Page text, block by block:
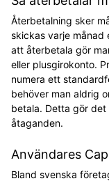
Återbetalning sker
skickas varje månad
att återbetala gör
eller plusgirokonto.
numera ett
behöver man aldrig
betala. Detta gör
åtaganden.
Användares
Bland svenska